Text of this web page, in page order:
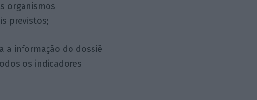
organismos
previstos;
a informação do dossiê
os indicadores